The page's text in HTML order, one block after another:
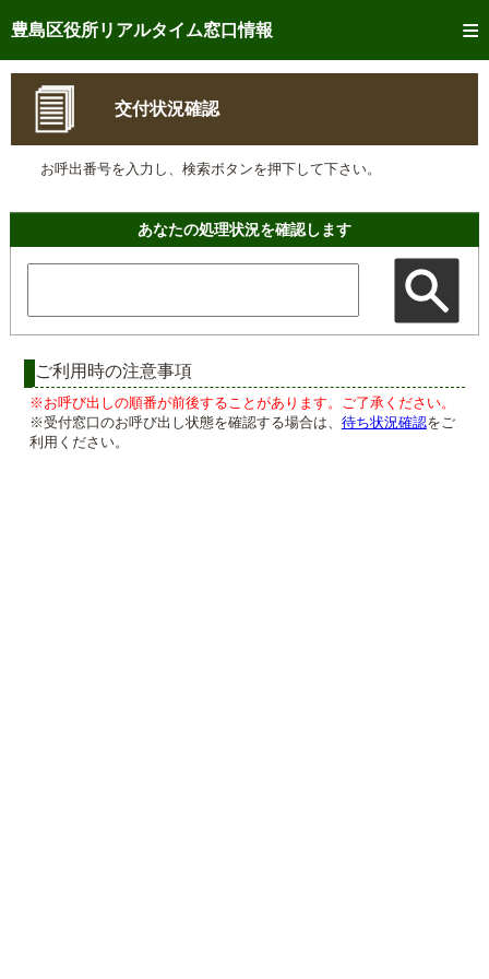
豊島区役所リアルタイム窓口情報
トップページへ
ご利用方法
事前予約
予約状況確認
リアルタイム窓口混雑状況
メール通知登録
混雑予想カレンダー
交付状況確認
お呼出番号を入力し、検索ボタンを押下して下さい。
あなたの処理状況を確認します
ご利用時の注意事項
※お呼び出しの順番が前後することがあります。ご了承ください。
※受付窓口のお呼び出し状態を確認する場合は、 待ち状況確認をご
利用ください。